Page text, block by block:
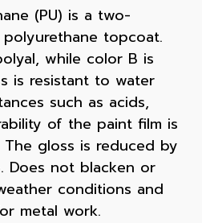
(PU) is a two-
topcoat.
while color B is
is resistant to water
such as acids,
of the paint film is
gloss is reduced by
Does not blacken or
conditions and
metal work.